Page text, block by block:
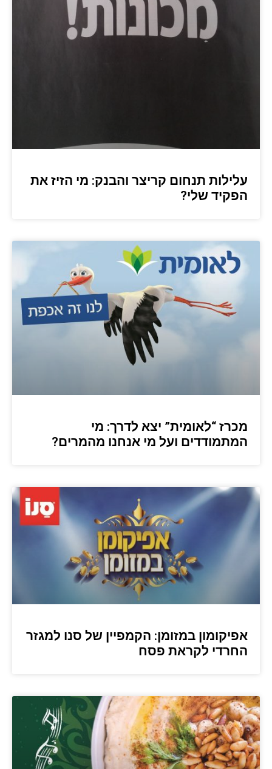
עלילות תנחום קריצר והבנק: מי הזיז את
הפקיד שלי?
מכרז “לאומית” יצא לדרך: מי
המתמודדים ועל מי אנחנו מהמרים?
אפיקומון במזומן: הקמפיין של סנו למגזר
החרדי לקראת פסח